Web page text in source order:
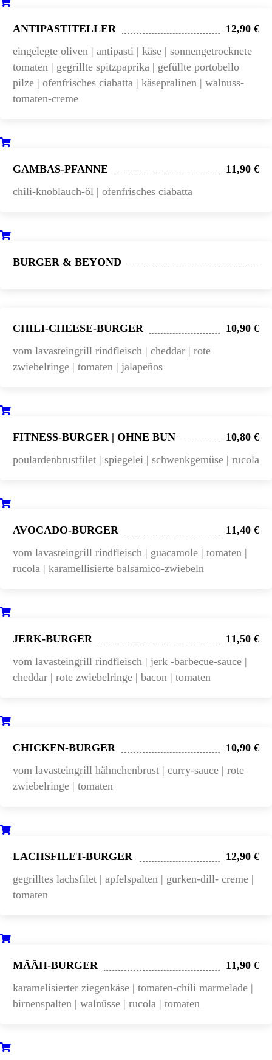
ANTIPASTITELLER
12,90 €
eingelegte oliven | antipasti | käse | sonnengetrocknete
tomaten | gegrillte spitzpaprika | gefüllte portobello
pilze | ofenfrisches ciabatta | käsepralinen | walnuss-
tomaten-creme
GAMBAS-PFANNE
11,90 €
chili-knoblauch-öl | ofenfrisches ciabatta
BURGER & BEYOND
CHILI-CHEESE-BURGER
10,90 €
vom lavasteingrill rindfleisch | cheddar | rote
zwiebelringe | tomaten | jalapeños
FITNESS-BURGER | OHNE BUN
10,80 €
poulardenbrustfilet | spiegelei | schwenkgemüse | rucola
AVOCADO-BURGER
11,40 €
vom lavasteingrill rindfleisch | guacamole | tomaten |
rucola | karamellisierte balsamico-zwiebeln
JERK-BURGER
11,50 €
vom lavasteingrill rindfleisch | jerk -barbecue-sauce |
cheddar | rote zwiebelringe | bacon | tomaten
CHICKEN-BURGER
10,90 €
vom lavasteingrill hähnchenbrust | curry-sauce | rote
zwiebelringe | tomaten
LACHSFILET-BURGER
12,90 €
gegrilltes lachsfilet | apfelspalten | gurken-dill- creme |
tomaten
MÄÄH-BURGER
11,90 €
karamelisierter ziegenkäse | tomaten-chili marmelade |
birnenspalten | walnüsse | rucola | tomaten